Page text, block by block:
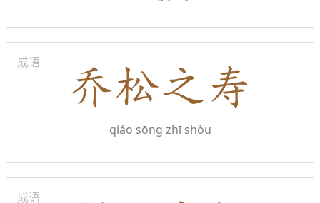
成语
qiáo sōng zhī shòu
成语